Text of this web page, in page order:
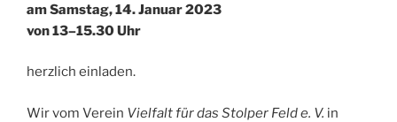
am Samstag, 14. Januar 2023
von 13–15.30 Uhr
herzlich einladen.
Wir vom Verein Vielfalt für das Stolper Feld e. V. in